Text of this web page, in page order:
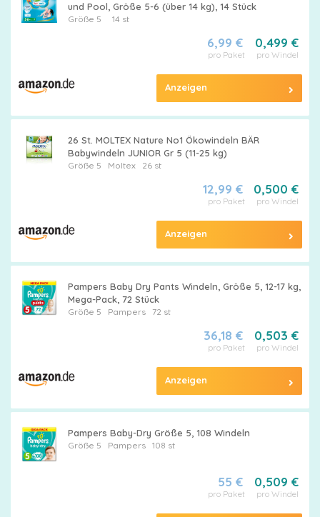
und Pool, Größe 5-6 (über 14 kg), 14 Stück
Größe 5 14 st
0,499 €
pro Windel
6,99 €
pro Paket
Anzeigen
26 St. MOLTEX Nature No1 Ökowindeln BÄR
Babywindeln JUNIOR Gr 5 (11-25 kg)
Größe 5 Moltex26 st
0,500 €
pro Windel
12,99 €
pro Paket
Anzeigen
Pampers Baby Dry Pants Windeln, Größe 5, 12-17 kg,
Mega-Pack, 72 Stück
Größe 5 Pampers72 st
0,503 €
pro Windel
36,18 €
pro Paket
Anzeigen
Pampers Baby-Dry Größe 5, 108 Windeln
Größe 5 Pampers108 st
0,509 €
pro Windel
55 €
pro Paket